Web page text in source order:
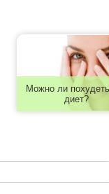
Можно ли
диет?